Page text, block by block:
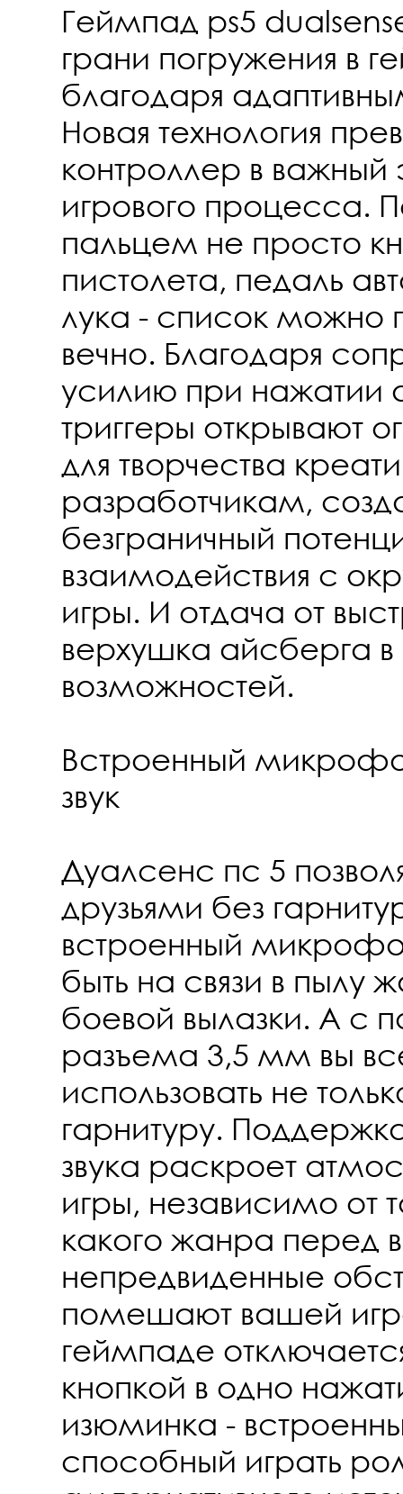
Геймпад ps5
грани погружения в
благодаря
Новая технология
контроллер в важный
игрового процесса.
пальцем не просто
пистолета, педаль
лука - список можно
вечно. Благодаря
усилию при нажатии
триггеры открывают
для творчества
разработчикам,
безграничный
взаимодействия с
игры. И отдача от
верхушка айсберга
возможностей.
Встроенный
звук
Дуалсенс пс 5
друзьями без
встроенный
быть на связи в пылу
боевой вылазки. А с
разъема 3,5 мм вы
использовать не
гарнитуру.
звука раскроет
игры, независимо от
какого жанра перед
непредвиденные
помешают вашей
геймпаде
кнопкой в одно
изюминка -
способный играть